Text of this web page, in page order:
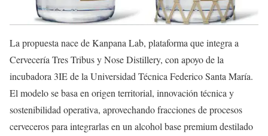
La propuesta nace de Kanpana Lab, plataforma que integra a
Cervecería Tres Tribus y Nose Distillery, con apoyo de la
incubadora 3IE de la Universidad Técnica Federico Santa María.
El modelo se basa en origen territorial, innovación técnica y
sostenibilidad operativa, aprovechando fracciones de procesos
cerveceros para integrarlas en un alcohol base premium destilado